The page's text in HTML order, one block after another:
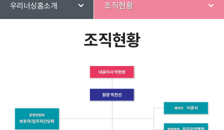
우리너싱홈소개 조직현황
조직현황